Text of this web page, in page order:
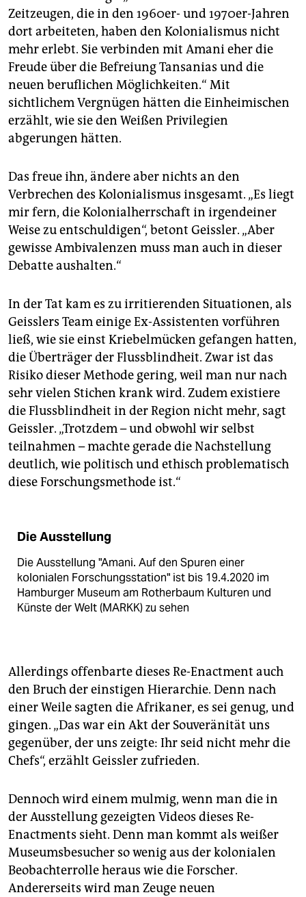
Zeitzeugen, die in den 1960er- und 1970er-Jahren
dort arbeiteten, haben den Kolonialismus nicht
mehr erlebt. Sie verbinden mit Amani eher die
Freude über die Befreiung Tansanias und die
neuen beruflichen Möglichkeiten.“ Mit
sichtlichem Vergnügen hätten die Einheimischen
erzählt, wie sie den Weißen Privilegien
abgerungen hätten.
Das freue ihn, ändere aber nichts an den
Verbrechen des Kolonialismus insgesamt. „Es liegt
mir fern, die Kolonialherrschaft in irgendeiner
Weise zu entschuldigen“, betont Geissler. „Aber
gewisse Ambivalenzen muss man auch in dieser
Debatte aushalten.“
In der Tat kam es zu irritierenden Situationen, als
Geisslers Team einige Ex-Assistenten vorführen
ließ, wie sie einst Kriebelmücken gefangen hatten,
die Überträger der Flussblindheit. Zwar ist das
Risiko dieser Methode gering, weil man nur nach
sehr vielen Stichen krank wird. Zudem existiere
die Flussblindheit in der Region nicht mehr, sagt
Geissler­. „Trotzdem – und obwohl wir selbst
teilnahmen – machte gerade die Nachstellung
deutlich, wie politisch und ethisch problematisch
diese Forschungsmethode ist.“
Die Ausstellung
Die Ausstellung "Amani. Auf den Spuren einer
kolonialen Forschungsstation" ist bis 19.4.2020 im
Hamburger Museum am Rotherbaum Kulturen und
Künste der Welt (MARKK) zu sehen
Allerdings offenbarte dieses Re-Enactment auch
den Bruch der einstigen Hierarchie. Denn nach
einer Weile sagten die Afrikaner, es sei genug, und
gingen. „Das war ein Akt der Souveränität uns
gegenüber, der uns zeigte: Ihr seid nicht mehr die
Chefs“, erzählt Geissler­ zufrieden.
Dennoch wird einem mulmig, wenn man die in
der Ausstellung gezeigten Videos dieses Re-
Enactments sieht. Denn man kommt als weißer
Museumsbesucher so wenig aus der kolonialen
Beobachterrolle heraus wie die Forscher.
Andererseits wird man Zeuge neuen